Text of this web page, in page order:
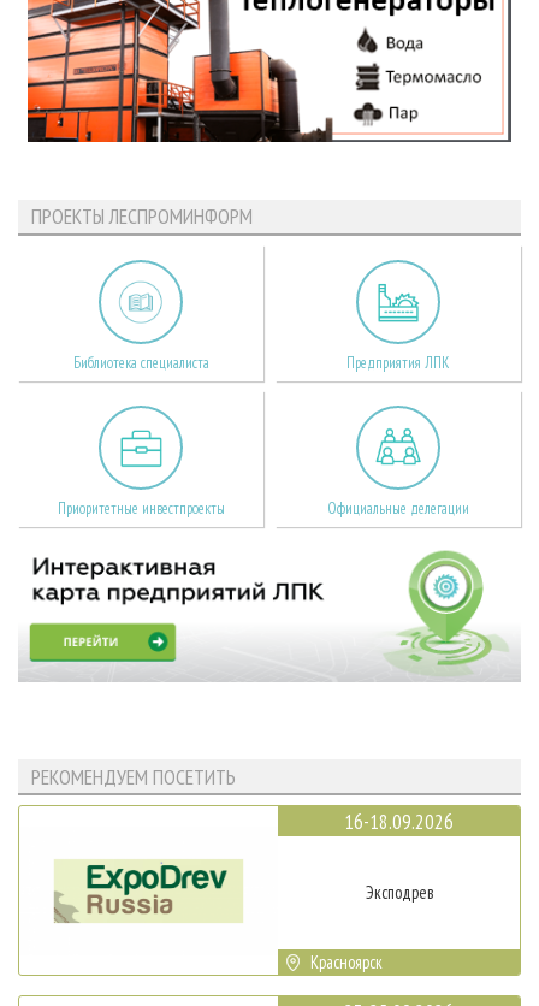
ПРОЕКТЫ ЛЕСПРОМИНФОРМ
Библиотека специалиста Предприятия ЛПК
Приоритетные инвестпроекты Официальные делегации
РЕКОМЕНДУЕМ ПОСЕТИТЬ
16-18.09.2026
Эксподрев
Красноярск